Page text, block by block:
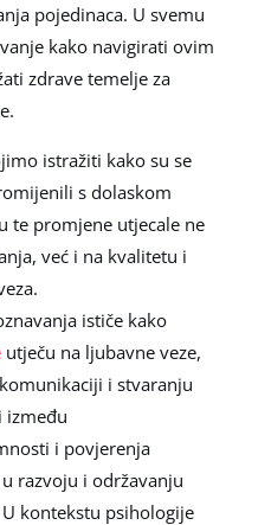
pojedinaca. U svemu
kako navigirati ovim
zdrave temelje za
istražiti kako su se
s dolaskom
te promjene utjecale ne
već i na kvalitetu i
ističe kako
utječu na ljubavne veze,
i stvaranju
između
i povjerenja
razvoju i održavanju
kontekstu psihologije